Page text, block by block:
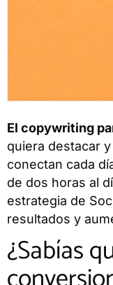
El copywriting
quiera destacar
conectan cada
de dos horas al
estrategia de
resultados y
¿Sabías